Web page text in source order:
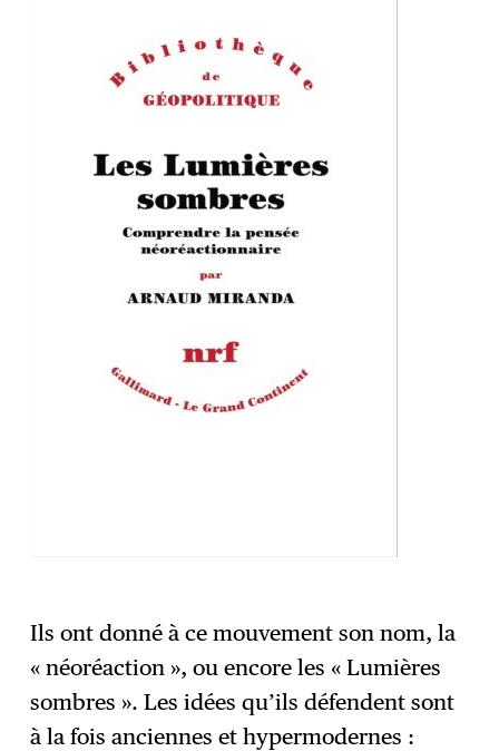
Ils ont donné à ce mouvement son nom, la
« néoréaction », ou encore les « Lumières
sombres ». Les idées qu’ils défendent sont
à la fois anciennes et hypermodernes :